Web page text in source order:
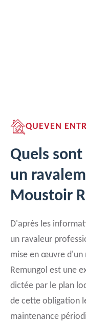
QUEVEN
Quels
un
Moustoir
D'après les
un ravaleur
mise en œuvre d'un
Remungol est une
dictée par le plan
de cette obligation
maintenance